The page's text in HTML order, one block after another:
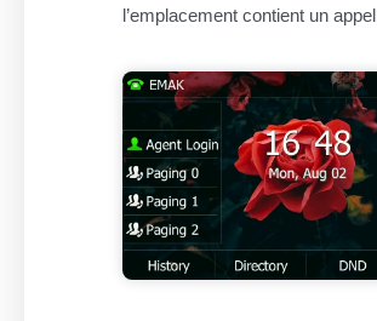
l’emplacement contient un